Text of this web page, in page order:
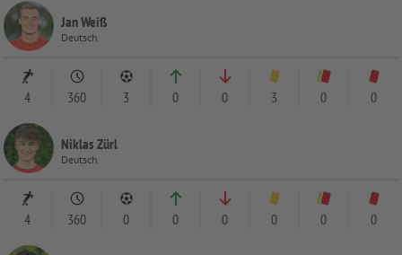
Jan Weiß
Deutsch
4 360 3 0 0 3 0 0
Niklas Zürl
Deutsch
4 360 0 0 0 0 0 0